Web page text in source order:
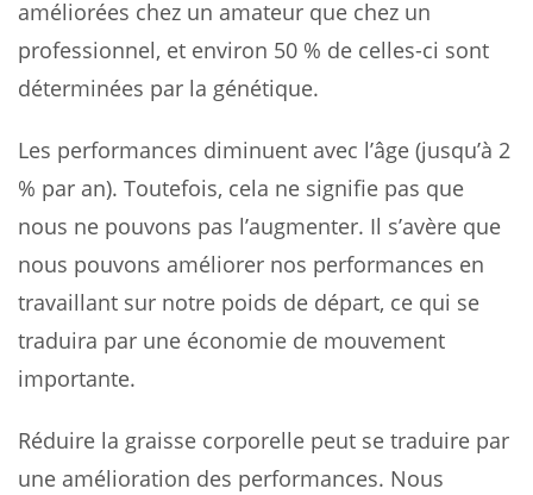
améliorées chez un amateur que chez un
professionnel, et environ 50 % de celles-ci sont
déterminées par la génétique.
Les performances diminuent avec l’âge (jusqu’à 2
% par an). Toutefois, cela ne signifie pas que
nous ne pouvons pas l’augmenter. Il s’avère que
nous pouvons améliorer nos performances en
travaillant sur notre poids de départ, ce qui se
traduira par une économie de mouvement
importante.
Réduire la graisse corporelle peut se traduire par
une amélioration des performances. Nous